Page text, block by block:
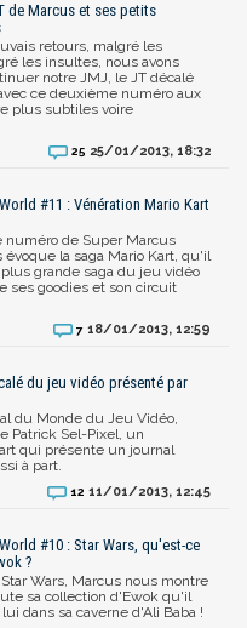
de Marcus et ses petits
retours, malgré les
les insultes, nous avons
notre JMJ, le JT décalé
ce deuxième numéro aux
plus subtiles voire
25 25/01/2013, 18:32
#11 : Vénération Mario Kart
numéro de Super Marcus
évoque la saga Mario Kart, qu'il
grande saga du jeu vidéo
ses goodies et son circuit
7 18/01/2013, 12:59
du jeu vidéo présenté par
du Monde du Jeu Vidéo,
Patrick Sel-Pixel, un
qui présente un journal
à part.
12 11/01/2013, 12:45
#10 : Star Wars, qu'est-ce
?
Wars, Marcus nous montre
sa collection d'Ewok qu'il
dans sa caverne d'Ali Baba !